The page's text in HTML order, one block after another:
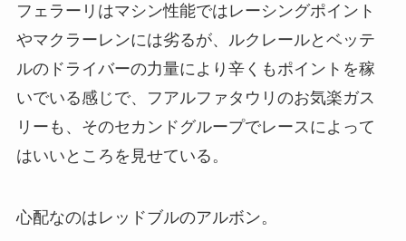
フェラーリはマシン性能ではレーシングポイント
やマクラーレンには劣るが、ルクレールとベッテ
ルのドライバーの力量により辛くもポイントを稼
いでいる感じで、フアルファタウリのお気楽ガス
リーも、そのセカンドグループでレースによって
はいいところを見せている。
心配なのはレッドブルのアルボン。